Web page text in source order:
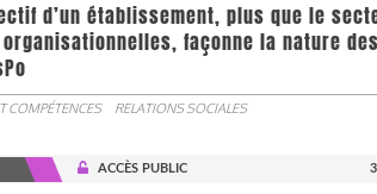
d’un établissement, plus que le
façonne la nature
COMPÉTENCES RELATIONS SOCIALES
ACCÈS PUBLIC